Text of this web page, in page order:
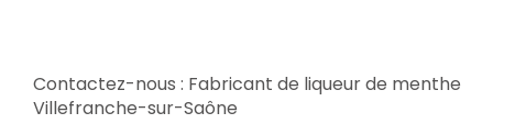
Contactez-nous : Fabricant de liqueur de menthe
Villefranche-sur-Saône